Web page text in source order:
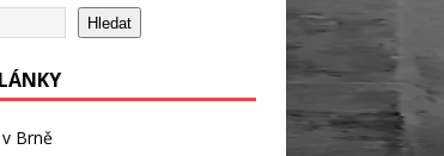
Hledat
Brně